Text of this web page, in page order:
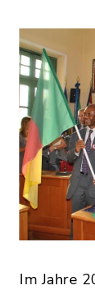
Im Jahre